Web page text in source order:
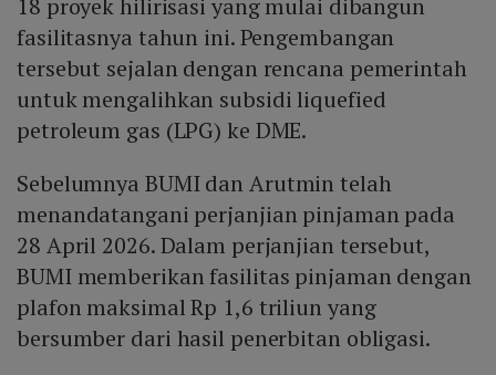
18 proyek hilirisasi yang mulai dibangun
fasilitasnya tahun ini. Pengembangan
tersebut sejalan dengan rencana pemerintah
untuk mengalihkan subsidi liquefied
petroleum gas (LPG) ke DME.
Sebelumnya BUMI dan Arutmin telah
menandatangani perjanjian pinjaman pada
28 April 2026. Dalam perjanjian tersebut,
BUMI memberikan fasilitas pinjaman dengan
plafon maksimal Rp 1,6 triliun yang
bersumber dari hasil penerbitan obligasi.